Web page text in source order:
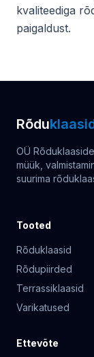
kvaliteediga
paigaldust.
Rõdu
OÜ
müük,
suurima
Tooted
Rõduklaasid
Rõdupiirded
Terrassiklaasid
Varikatused
Ettevõte